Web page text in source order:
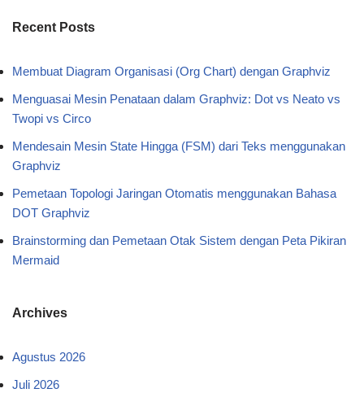
Recent Posts
Membuat Diagram Organisasi (Org Chart) dengan Graphviz
Menguasai Mesin Penataan dalam Graphviz: Dot vs Neato vs
Twopi vs Circo
Mendesain Mesin State Hingga (FSM) dari Teks menggunakan
Graphviz
Pemetaan Topologi Jaringan Otomatis menggunakan Bahasa
DOT Graphviz
Brainstorming dan Pemetaan Otak Sistem dengan Peta Pikiran
Mermaid
Archives
Agustus 2026
Juli 2026